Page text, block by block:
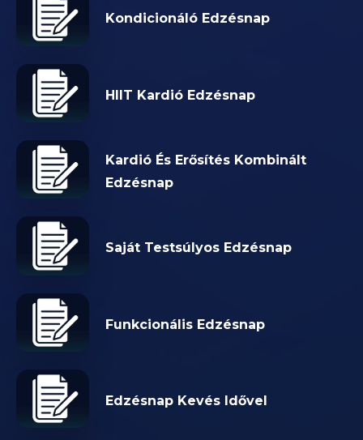
Kondicionáló Edzésnap
HIIT Kardió Edzésnap
Kardió És Erősítés Kombinált
Edzésnap
Saját Testsúlyos Edzésnap
Funkcionális Edzésnap
Edzésnap Kevés Idővel